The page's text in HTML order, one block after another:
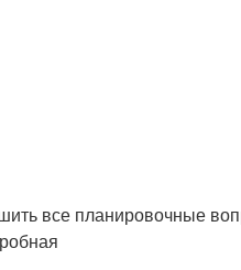
все планировочные